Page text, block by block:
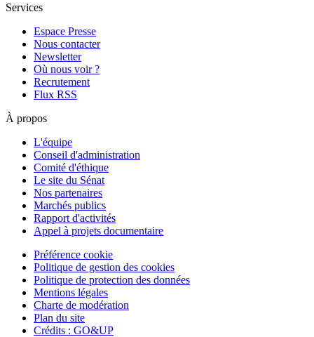
Services
Espace Presse
Nous contacter
Newsletter
Où nous voir ?
Recrutement
Flux RSS
À propos
L'équipe
Conseil d'administration
Comité d'éthique
Le site du Sénat
Nos partenaires
Marchés publics
Rapport d'activités
Appel à projets documentaire
Préférence cookie
Politique de gestion des cookies
Politique de protection des données
Mentions légales
Charte de modération
Plan du site
Crédits : GO&UP